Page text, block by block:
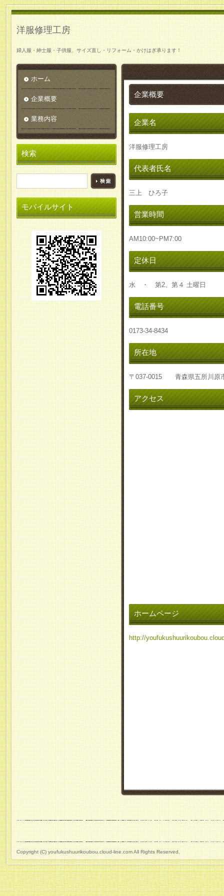
洋服修理工房
婦人服・紳士服・子供服、サイズ直し・リフォーム・かけはぎ承ります！
企業概要
企業名
洋服修理工房
代表者氏名
三上 ひろ子
営業時間
AM10:00~PM7:00
定休日
水 ・ 第2、第４ 土曜日
電話番号
0173-34-8434
所在地
〒037-0015 青森県五所川原
アクセス
ホームページ
http://
ホーム
企業概要
業務内容
検索
モバイルサイト
Copyright (C) youfukushuurikoubou.cloud-line.com All Rights Reserved.